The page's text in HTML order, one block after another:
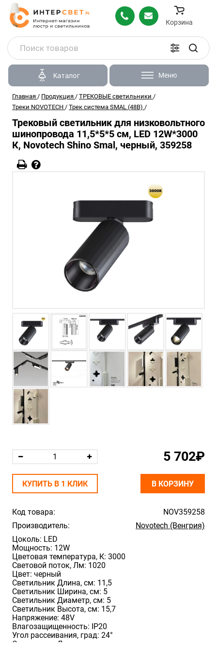
Корзина
Каталог Меню
Главная / Продукция / ТРЕКОВЫЕ светильники /
Треки NOVOTECH / Трек система SMAL (48В) /
Трековый светильник для низковольтного
шинопровода 11,5*5*5 см, LED 12W*3000
К, Novotech Shino Smal, черный, 359258
Код товара:
NOV359258
Производитель:
Novotech (Венгрия)
Цоколь: LED
Мощность: 12W
Цветовая температура, К: 3000
Световой поток, Лм: 1020
Цвет: черный
Светильник Длина, cм: 11,5
Светильник Ширина, cм: 5
Светильник Диаметр, cм: 5
Светильник Высота, cм: 15,7
Напряжение: 48V
Влагозащищенность: IP20
Угол рассеивания, град: 24°
Светильник Диаметр врезного отверстия, мм:
5 702₽
КУПИТЬ В 1 КЛИК В КОРЗИНУ